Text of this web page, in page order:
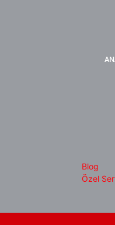
Blog
Özel